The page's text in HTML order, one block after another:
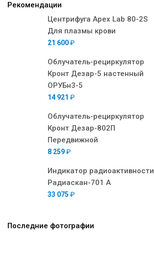
Рекомендации
Центрифуга Apex Lab 80-2S
Для плазмы крови
21 600₽
Облучатель-рециркулятор
Кронт Дезар-5 настенный
ОРУБн3-5
14 921 ₽
Облучатель-рециркулятор
Кронт Дезар-802П
Передвижной
8 259₽
Индикатор радиоактивности
Радиаскан-701 А
33 075 ₽
Последние фотографии